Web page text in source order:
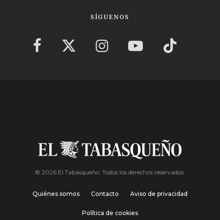
SÍGUENOS
© 2026 El Tabasqueño. Todos los derechos reservados.
Quiénes somos Contacto Aviso de privacidad
Política de cookies